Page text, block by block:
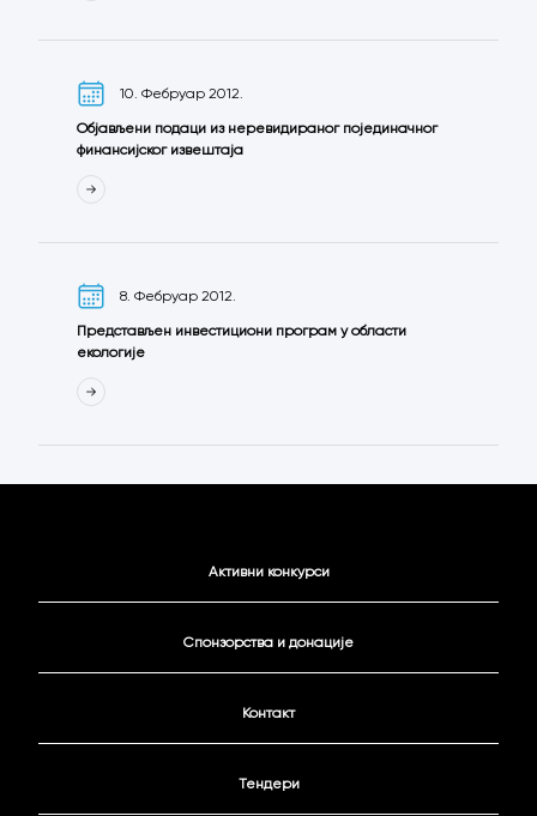
10. Фебруар 2012.
Објављени подаци из неревидираног појединачног
финансијског извештаја
8. Фебруар 2012.
Представљен инвестициони програм у области
екологије
Активни конкурси
Спонзорства и донације
Контакт
Тендери